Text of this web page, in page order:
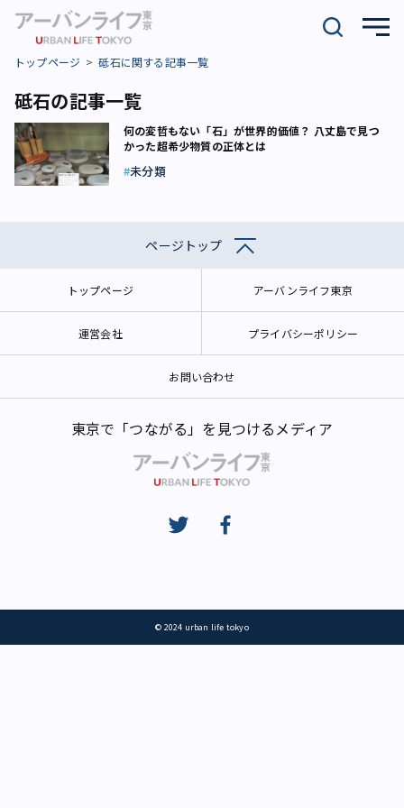
トップページ 砥石に関する記事一覧
砥石の記事一覧
何の変哲もない「石」が世界的価値？ 八丈島で見つ
かった超希少物質の正体とは
未分類
ページトップ
トップページ アーバンライフ東京
運営会社 プライバシーポリシー
お問い合わせ
東京で「つながる」を見つけるメディア
© 2024 urban life tokyo